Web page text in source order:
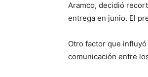
Aramco, decidió
entrega en junio. El
Otro factor que
comunicación entre